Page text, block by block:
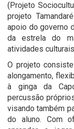
(Projeto
projeto
apoio do governo
da estrela do
atividades
O projeto
alongamento,
à ginga da
percussão
visando também
do aluno. Com